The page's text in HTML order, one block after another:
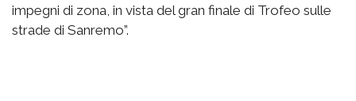
impegni di zona, in vista del gran finale di Trofeo sulle
strade di Sanremo”.